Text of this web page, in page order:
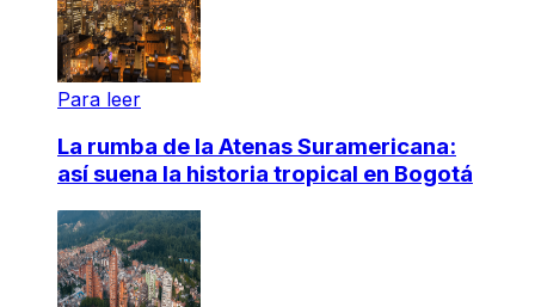
Para leer
La rumba de la Atenas Suramericana:
así suena la historia tropical en Bogotá